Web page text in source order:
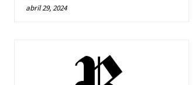
abril 29, 2024